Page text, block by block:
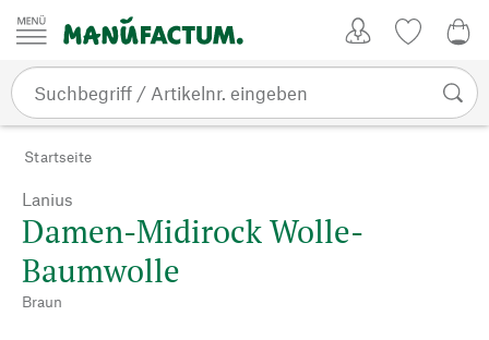
Zum Inhalt springen
Startseite
Lanius
Damen-Midirock Wolle-
Baumwolle
Braun